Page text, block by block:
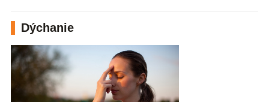
Dýchanie